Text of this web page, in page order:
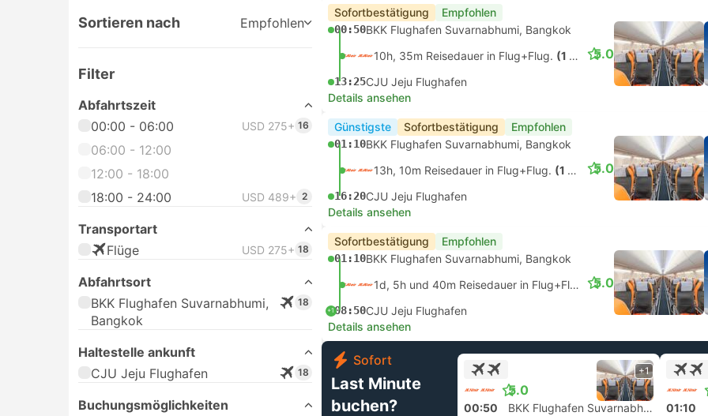
Sortieren nach Empfohlen
Filter
Abfahrtszeit
00:00 - 06:00
USD 275+ 16
06:00 - 12:00
12:00 - 18:00
18:00 - 24:00
USD 489+ 2
Transportart
Flüge
USD 275+ 18
Abfahrtsort
BKK Flughafen Suvarnabhumi,
Bangkok
18
Haltestelle ankunft
CJU Jeju Flughafen
18
Buchungsmöglichkeiten
Sofortbestätigung Empfohlen
00:50BKK Flughafen Suvarnabhumi, Bangkok
10h, 35m Reisedauer in Flug+Flug. (1 Stop)
13:25CJU Jeju Flughafen
5.0
Details ansehen
Günstigste Sofortbestätigung Empfohlen
01:10BKK Flughafen Suvarnabhumi, Bangkok
13h, 10m Reisedauer in Flug+Flug. (1 Stop)
16:20CJU Jeju Flughafen
5.0
Details ansehen
Sofortbestätigung Empfohlen
01:10BKK Flughafen Suvarnabhumi, Bangkok
1d, 5h und 40m Reisedauer in Flug+Flug.
(1 Stop)
+108:50CJU Jeju Flughafen
5.0
Details ansehen
Sofort
Last Minute
buchen?
5.0
+1
00:50 BKK Flughafen Suvarnabhumi, Bangkok 01:10